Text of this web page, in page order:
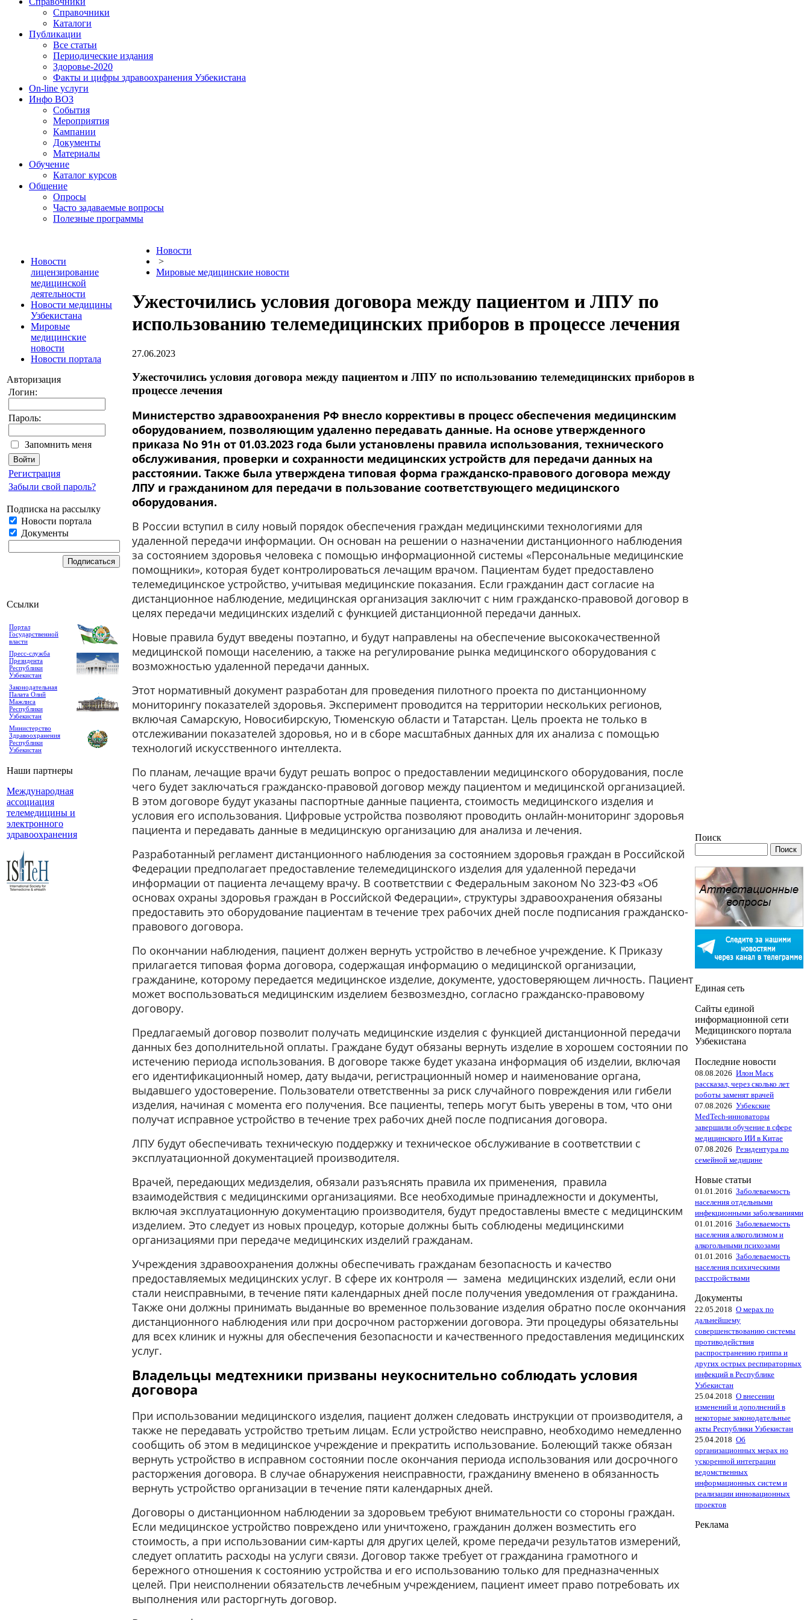
Справочники
Каталоги
Публикации
Все статьи
Периодические издания
Здоровье-2020
Факты и цифры здравоохранения Узбекистана
On-line услуги
Инфо ВОЗ
События
Мероприятия
Кампании
Документы
Материалы
Обучение
Каталог курсов
Общение
Опросы
Часто задаваемые вопросы
Полезные программы
Новости
лицензирование
медицинской
деятельности
Новости медицины
Узбекистана
Мировые
медицинские
новости
Новости портала
Авторизация
Логин:
Пароль:
Запомнить меня
Регистрация
Забыли свой пароль?
Подписка на рассылку
Новости портала
Документы
Ссылки
Портал
Государственной
власти
Пресс-служба
Президента
Республики
Узбекистан
Законодательная
Палата Олий
Мажлиса
Республики
Узбекистан
Министерство
Здравоохранения
Республики
Узбекистан
Наши партнеры
Международная
ассоциация
телемедицины и
электронного
здравоохранения
Новости
>
Мировые медицинские новости
Ужесточились условия договора между пациентом и ЛПУ по
использованию телемедицинских приборов в процессе лечения
27.06.2023
Ужесточились условия договора между пациентом и ЛПУ по использованию телемедицинских приборов в
процессе лечения
Министерство здравоохранения РФ внесло коррективы в процесс обеспечения медицинским
оборудованием, позволяющим удаленно передавать данные. На основе утвержденного
приказа No 91н от 01.03.2023 года были установлены правила использования, технического
обслуживания, проверки и сохранности медицинских устройств для передачи данных на
расстоянии. Также была утверждена типовая форма гражданско-правового договора между
ЛПУ и гражданином для передачи в пользование соответствующего медицинского
оборудования.
В России вступил в силу новый порядок обеспечения граждан медицинскими технологиями для
удаленной передачи информации. Он основан на решении о назначении дистанционного наблюдения
за состоянием здоровья человека с помощью информационной системы «Персональные медицинские
помощники», которая будет контролироваться лечащим врачом. Пациентам будет предоставлено
телемедицинское устройство, учитывая медицинские показания. Если гражданин даст согласие на
дистанционное наблюдение, медицинская организация заключит с ним гражданско-правовой договор в
целях передачи медицинских изделий с функцией дистанционной передачи данных.
Новые правила будут введены поэтапно, и будут направлены на обеспечение высококачественной
медицинской помощи населению, а также на регулирование рынка медицинского оборудования с
возможностью удаленной передачи данных.
Этот нормативный документ разработан для проведения пилотного проекта по дистанционному
мониторингу показателей здоровья. Эксперимент проводится на территории нескольких регионов,
включая Самарскую, Новосибирскую, Тюменскую области и Татарстан. Цель проекта не только в
отслеживании показателей здоровья, но и в сборе масштабных данных для их анализа с помощью
технологий искусственного интеллекта.
По планам, лечащие врачи будут решать вопрос о предоставлении медицинского оборудования, после
чего будет заключаться гражданско-правовой договор между пациентом и медицинской организацией.
В этом договоре будут указаны паспортные данные пациента, стоимость медицинского изделия и
условия его использования. Цифровые устройства позволяют проводить онлайн-мониторинг здоровья
пациента и передавать данные в медицинскую организацию для анализа и лечения.
Разработанный регламент дистанционного наблюдения за состоянием здоровья граждан в Российской
Федерации предполагает предоставление телемедицинского изделия для удаленной передачи
информации от пациента лечащему врачу. В соответствии с Федеральным законом No 323-ФЗ «Об
основах охраны здоровья граждан в Российской Федерации», структуры здравоохранения обязаны
предоставить это оборудование пациентам в течение трех рабочих дней после подписания гражданско-
правового договора.
По окончании наблюдения, пациент должен вернуть устройство в лечебное учреждение. К Приказу
прилагается типовая форма договора, содержащая информацию о медицинской организации,
гражданине, которому передается медицинское изделие, документе, удостоверяющем личность. Пациент
может воспользоваться медицинским изделием безвозмездно, согласно гражданско-правовому
договору.
Предлагаемый договор позволит получать медицинские изделия с функцией дистанционной передачи
данных без дополнительной оплаты. Граждане будут обязаны вернуть изделие в хорошем состоянии по
истечению периода использования. В договоре также будет указана информация об изделии, включая
его идентификационный номер, дату выдачи, регистрационный номер и наименование органа,
выдавшего удостоверение. Пользователи ответственны за риск случайного повреждения или гибели
изделия, начиная с момента его получения. Все пациенты, теперь могут быть уверены в том, что они
получат исправное устройство в течение трех рабочих дней после подписания договора.
ЛПУ будут обеспечивать техническую поддержку и техническое обслуживание в соответствии с
эксплуатационной документацией производителя.
Врачей, передающих медизделия, обязали разъяснять правила их применения, правила
взаимодействия с медицинскими организациями. Все необходимые принадлежности и документы,
включая эксплуатационную документацию производителя, будут предоставлены вместе с медицинским
изделием. Это следует из новых процедур, которые должны быть соблюдены медицинскими
организациями при передаче медицинских изделий гражданам.
Учреждения здравоохранения должны обеспечивать гражданам безопасность и качество
предоставляемых медицинских услуг. В сфере их контроля — замена медицинских изделий, если они
стали неисправными, в течение пяти календарных дней после получения уведомления от гражданина.
Также они должны принимать выданные во временное пользование изделия обратно после окончания
дистанционного наблюдения или при досрочном расторжении договора. Эти процедуры обязательны
для всех клиник и нужны для обеспечения безопасности и качественного предоставления медицинских
услуг.
Владельцы медтехники призваны неукоснительно соблюдать условия
договора
При использовании медицинского изделия, пациент должен следовать инструкции от производителя, а
также не передавать устройство третьим лицам. Если устройство неисправно, необходимо немедленно
сообщить об этом в медицинское учреждение и прекратить использование. Болеющий также обязан
вернуть устройство в исправном состоянии после окончания периода использования или досрочного
расторжения договора. В случае обнаружения неисправности, гражданину вменено в обязанность
вернуть устройство организации в течение пяти календарных дней.
Договоры о дистанционном наблюдении за здоровьем требуют внимательности со стороны граждан.
Если медицинское устройство повреждено или уничтожено, гражданин должен возместить его
стоимость, а при использовании сим-карты для других целей, кроме передачи результатов измерений,
следует оплатить расходы на услуги связи. Договор также требует от гражданина грамотного и
бережного отношения к состоянию устройства и его использованию только для предназначенных
целей. При неисполнении обязательств лечебным учреждением, пациент имеет право потребовать их
выполнения или расторгнуть договор.
Поиск
Единая сеть
Сайты единой
информационной сети
Медицинского портала
Узбекистана
Последние новости
08.08.2026 Илон Маск
рассказал, через сколько лет
роботы заменят врачей
07.08.2026 Узбекские
MedTech-инноваторы
завершили обучение в сфере
медицинского ИИ в Китае
07.08.2026 Резидентура по
семейной медицине
Новые статьи
01.01.2016 Заболеваемость
населения отдельными
инфекционными заболеваниями
01.01.2016 Заболеваемость
населения алкоголизмом и
алкогольными психозами
01.01.2016 Заболеваемость
населения психическими
расстройствами
Документы
22.05.2018 О мерах по
дальнейшему
совершенствованию системы
противодействия
распространению гриппа и
других острых респираторных
инфекций в Республике
Узбекистан
25.04.2018 О внесении
изменений и дополнений в
некоторые законодательные
акты Республики Узбекистан
25.04.2018 Об
организационных мерах но
ускоренной интеграции
ведомственных
информационных систем и
реализации инновационных
проектов
Реклама